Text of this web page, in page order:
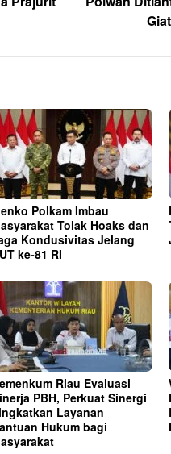
Polkam Imbau
Tolak Hoaks dan
Kondusivitas Jelang
ke-81 RI
Riau Evaluasi
PBH, Perkuat Sinergi
Layanan
Hukum bagi